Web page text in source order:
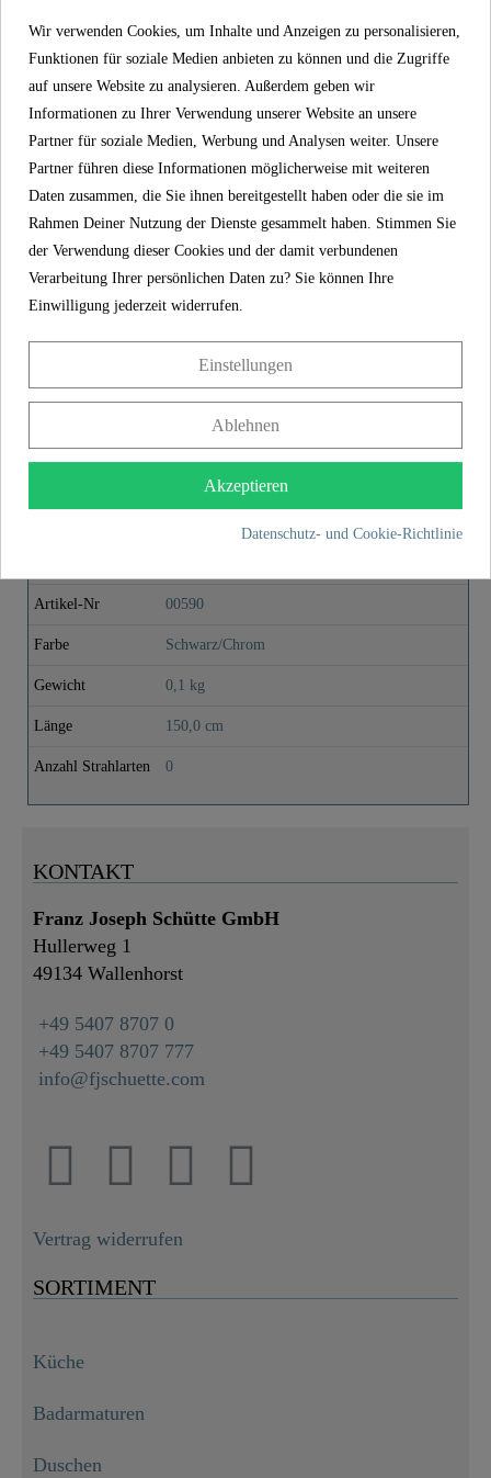
ABERDEEN Spültischarmatur, Chrom,
mit herausziehbarer Geschirrbrause
114,99 €
WEITERE INFOS
Chrom, zylindrisch..
Artikel-Nr 00590
Farbe Schwarz/Chrom
Gewicht 0,1 kg
Länge 150,0 cm
Anzahl Strahlarten 0
KONTAKT
Franz Joseph Schütte GmbH
Hullerweg 1
49134 Wallenhorst
+49 5407 8707 0
+49 5407 8707 777
info@fjschuette.com
Vertrag widerrufen
SORTIMENT
Küche
Badarmaturen
Duschen
Wir verwenden Cookies, um Inhalte und Anzeigen zu personalisieren,
Funktionen für soziale Medien anbieten zu können und die Zugriffe
auf unsere Website zu analysieren. Außerdem geben wir
Informationen zu Ihrer Verwendung unserer Website an unsere
Partner für soziale Medien, Werbung und Analysen weiter. Unsere
Partner führen diese Informationen möglicherweise mit weiteren
Daten zusammen, die Sie ihnen bereitgestellt haben oder die sie im
Rahmen Deiner Nutzung der Dienste gesammelt haben. Stimmen Sie
der Verwendung dieser Cookies und der damit verbundenen
Verarbeitung Ihrer persönlichen Daten zu? Sie können Ihre
Einwilligung jederzeit widerrufen.
Einstellungen
Ablehnen
Akzeptieren
Datenschutz- und Cookie-Richtlinie